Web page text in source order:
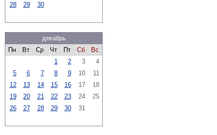
28
29 30
декабрь
Пн
Вт Ср Чт Пт Сб
Вс
1
2 3
4
5
6 7 8 9 10
11
12
13 14 15 16 17
18
19
20 21 22 23 24
25
26
27 28 29 30 31